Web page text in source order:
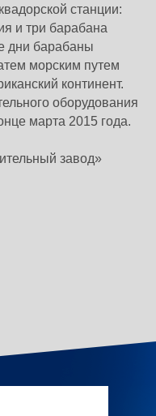
станции:
и три барабана
дни барабаны
морским путем
континент.
оборудования
марта 2015 года.
завод»